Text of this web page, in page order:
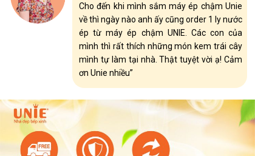
Cho đến khi mình sắm máy ép chậm Unie
về thì ngày nào anh ấy cũng order 1 ly nước
ép từ máy ép chậm UNIE. Các con của
mình thì rất thích những món kem trái cây
mình tự làm tại nhà. Thật tuyệt vời ạ! Cảm
ơn Unie nhiều”